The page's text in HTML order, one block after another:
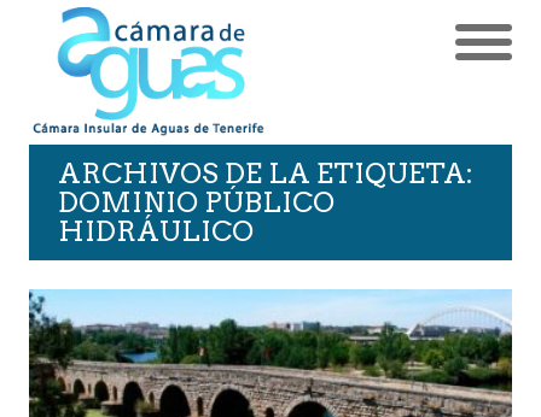
ARCHIVOS DE LA ETIQUETA:
DOMINIO PÚBLICO
HIDRÁULICO